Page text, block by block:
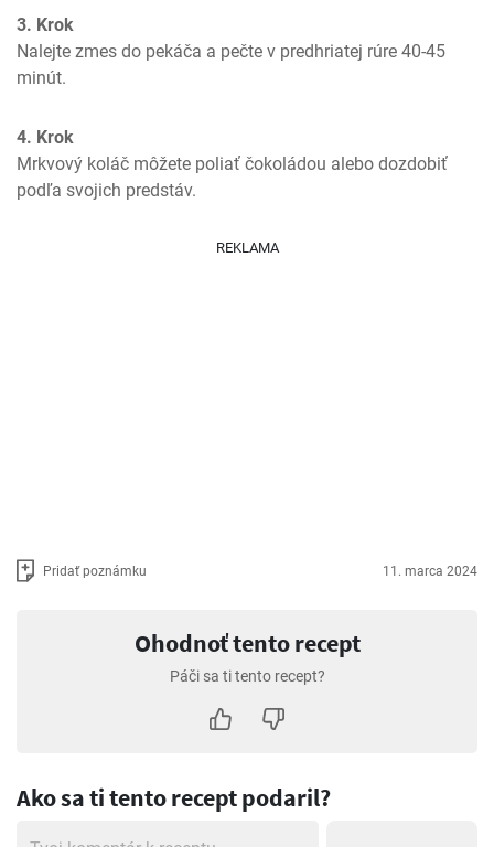
3. Krok
Nalejte zmes do pekáča a pečte v predhriatej rúre 40-45
minút.
4. Krok
Mrkvový koláč môžete poliať čokoládou alebo dozdobiť
podľa svojich predstáv.
REKLAMA
Pridať poznámku 11. marca 2024
Ohodnoť tento recept
Páči sa ti tento recept?
Ako sa ti tento recept podaril?